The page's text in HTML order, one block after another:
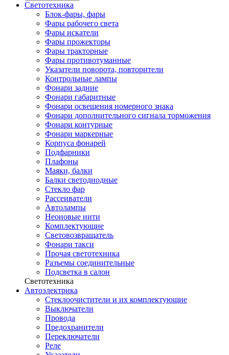
Светотехника
Блок-фары, фары
Фары рабочего света
Фары искатели
Фары прожекторы
Фары тракторные
Фары противотуманные
Указатели поворота, повторители
Контрольные лампы
Фонари задние
Фонари габаритные
Фонари освещения номерного знака
Фонари дополнительного сигнала торможения
Фонари контурные
Фонари маркерные
Корпуса фонарей
Подфарники
Плафоны
Маяки, балки
Балки светодиодные
Стекло фар
Рассеиватели
Автолампы
Неоновые нити
Комплектующие
Световозвращатель
Фонари такси
Прочая светотехника
Разъемы соединительные
Подсветка в салон
Светотехника
Автоэлектрика
Стеклоочистители и их комплектующие
Выключатели
Провода
Предохранители
Переключатели
Реле